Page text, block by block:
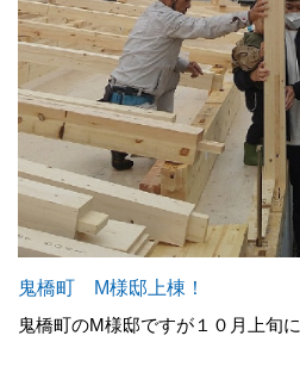
鬼橋町 M様邸上棟！
鬼橋町のM様邸ですが１０月上旬に